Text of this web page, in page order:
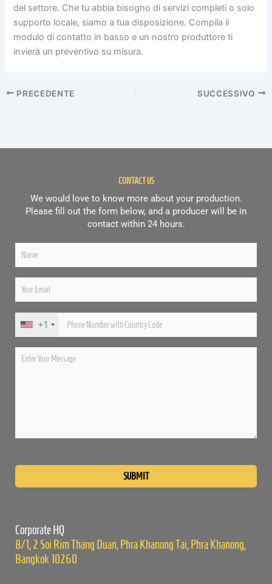
del settore. Che tu abbia bisogno di servizi completi o solo
supporto locale, siamo a tua disposizione. Compila il
modulo di contatto in basso e un nostro produttore ti
invierà un preventivo su misura.
PRECEDENTE SUCCESSIVO
CONTACT US
We would love to know more about your production.
Please fill out the form below, and a producer will be in
contact within 24 hours.
+1
Corporate HQ
8/1, 2 Soi Rim Thang Duan, Phra Khanong Tai, Phra Khanong,
Bangkok 10260